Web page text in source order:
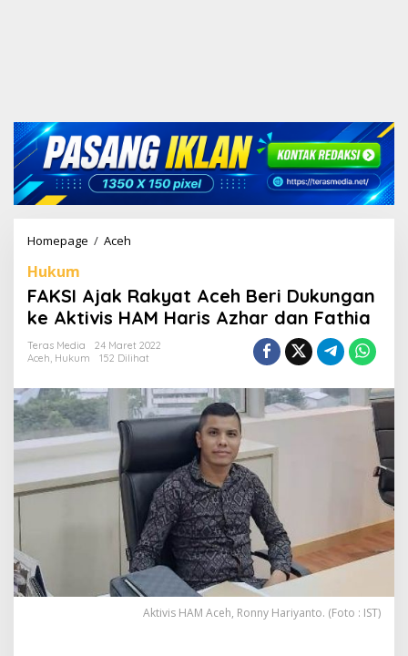
Homepage / Aceh
S
A
a
R
a
k
y
t
A
c
B
e
r
i
Hukum
FAKSI Ajak Rakyat Aceh Beri Dukungan
ke Aktivis HAM Haris Azhar dan Fathia
Teras Media
24 Maret 2022
Aceh, Hukum 152 Dilihat
Aktivis HAM Aceh, Ronny Hariyanto. (Foto : IST)